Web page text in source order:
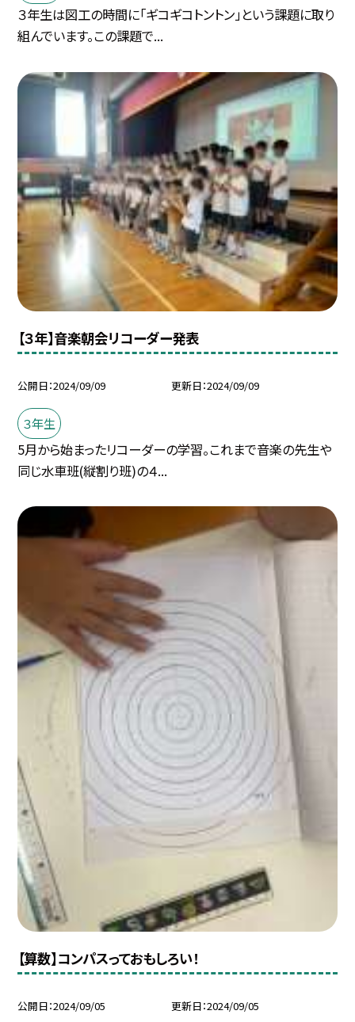
３年生は図工の時間に「ギコギコトントン」という課題に取り
組んでいます。この課題で...
【３年】音楽朝会リコーダー発表
公開日 2024/09/09 更新日 2024/09/09
３年生
5月から始まったリコーダーの学習。これまで音楽の先生や
同じ水車班(縦割り班)の４...
【算数】コンパスっておもしろい！
公開日 2024/09/05 更新日 2024/09/05